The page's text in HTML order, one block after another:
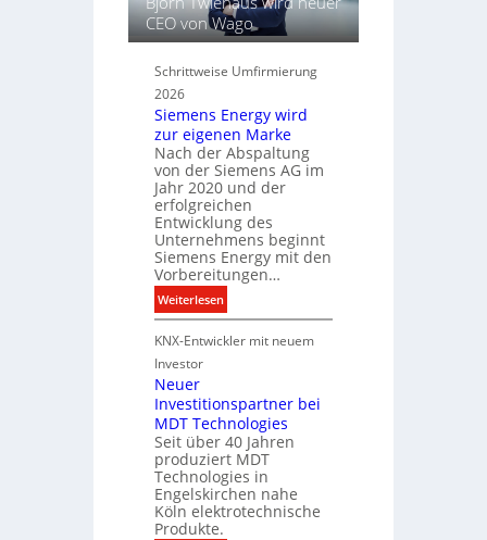
h
t
n
B
e
l
e
u
c
h
t
u
n
g
s
t
e
c
h
n
i
k
s
e
f
r
d
i
g
i
t
a
l
e
P
r
o
d
u
k
t
d
a
t
e
n
CEO von Wago
Schrittweise Umfirmierung
2026
Siemens Energy wird
zur eigenen Marke
Nach der Abspaltung
von der Siemens AG im
Jahr 2020 und der
erfolgreichen
Entwicklung des
Unternehmens beginnt
Siemens Energy mit den
Vorbereitungen…
Weiterlesen:
S
i
e
n
s
E
n
e
KNX-Entwickler mit neuem
Investor
Neuer
Investitionspartner bei
MDT Technologies
Seit über 40 Jahren
produziert MDT
Technologies in
Engelskirchen nahe
Köln elektrotechnische
Produkte.